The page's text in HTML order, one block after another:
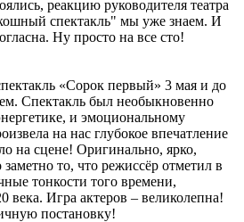
реакцию руководителя театра
спектакль" мы уже знаем. И
Ну просто на все сто!
«Сорок первый» 3 мая и до
Спектакль был необыкновенно
и эмоциональному
на нас глубокое впечатление
на сцене! Оригинально, ярко,
то, что режиссёр отметил в
тонкости того времени,
века. Игра актеров – великолепна!
постановку!